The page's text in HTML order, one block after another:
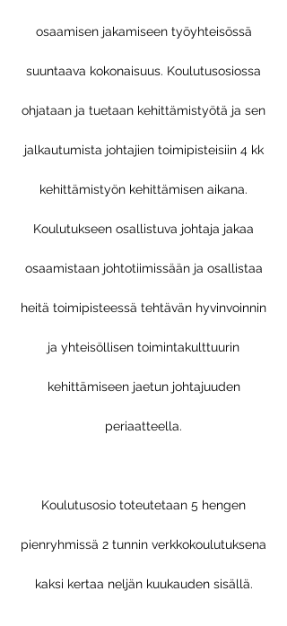
osaamisen jakamiseen työyhteisössä
suuntaava kokonaisuus. Koulutusosiossa
ohjataan ja tuetaan kehittämistyötä ja sen
jalkautumista johtajien toimipisteisiin 4 kk
kehittämistyön kehittämisen aikana.
Koulutukseen osallistuva johtaja jakaa
osaamistaan johtotiimissään ja osallistaa
heitä toimipisteessä tehtävän hyvinvoinnin
ja yhteisöllisen toimintakulttuurin
kehittämiseen jaetun johtajuuden
periaatteella.
Koulutusosio toteutetaan 5 hengen
pienryhmissä 2 tunnin verkkokoulutuksena
kaksi kertaa neljän kuukauden sisällä.